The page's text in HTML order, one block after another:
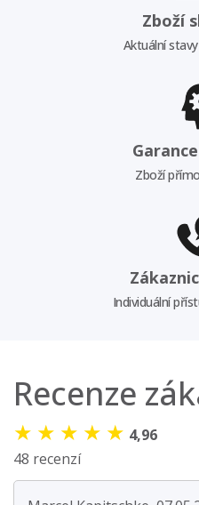
Zboží
Aktuální
Zboží
Individuální
Recenze
★ ★ ★ ★ ★ 4,96
48 recenzí